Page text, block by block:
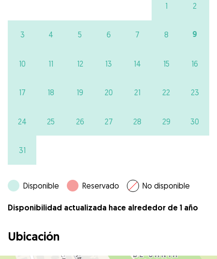
1 2
3 4 5 6 7 8 9
10 11 12 13 14 15 16
17 18 19 20 21 22 23
24 25 26 27 28 29 30
31
Disponible Reservado No disponible
Disponibilidad actualizada hace alrededor de 1 año
Ubicación